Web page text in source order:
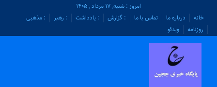
امروز : شنبه, ۱۷ مرداد , ۱۴۰۵
خانه
درباره ما تماس با ما : گزارش : یادداشت : رهبر
: مذهبی
روزنامه
ویدئو